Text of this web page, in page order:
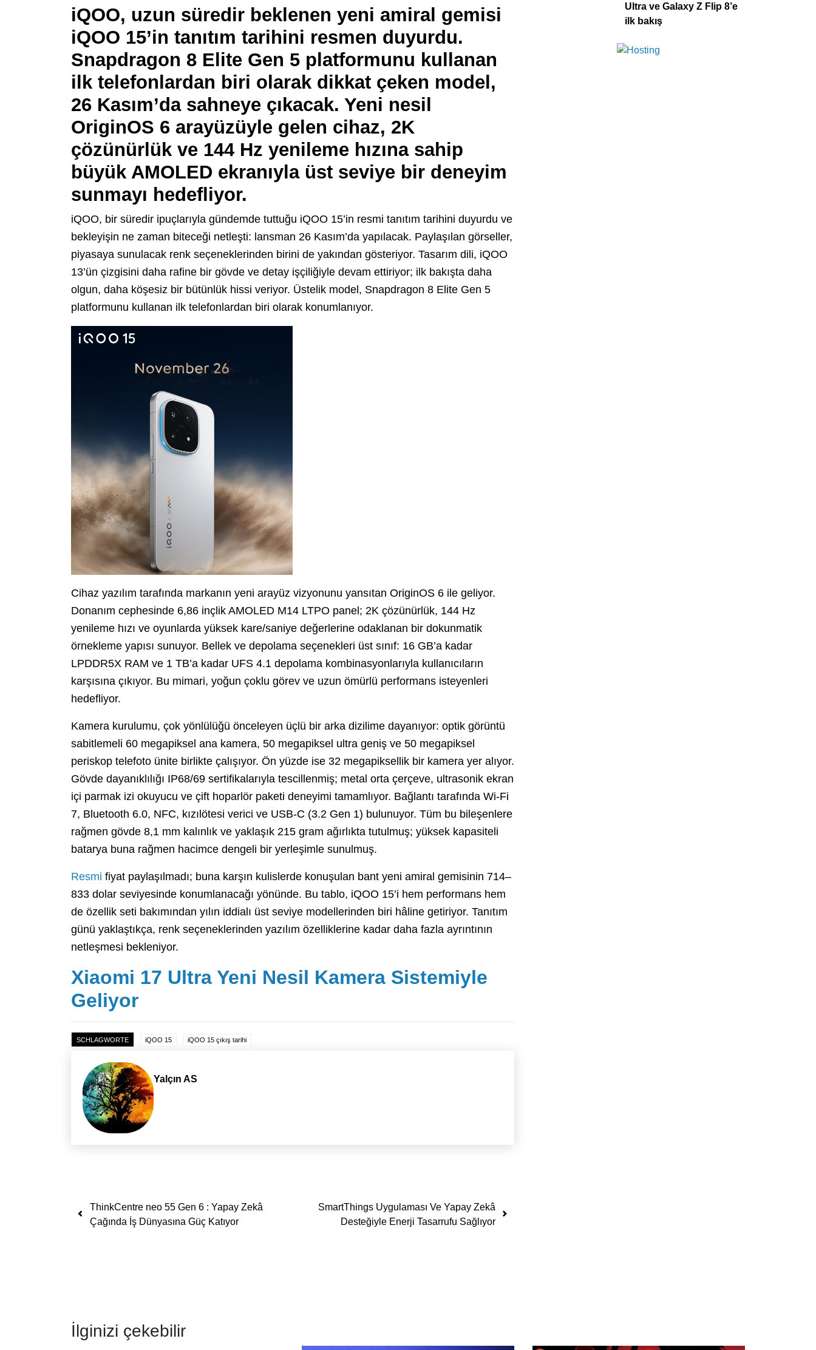
iQOO, uzun süredir beklenen yeni amiral gemisi
iQOO 15’in tanıtım tarihini resmen duyurdu.
Snapdragon 8 Elite Gen 5 platformunu kullanan
ilk telefonlardan biri olarak dikkat çeken model,
26 Kasım’da sahneye çıkacak. Yeni nesil
OriginOS 6 arayüzüyle gelen cihaz, 2K
çözünürlük ve 144 Hz yenileme hızına sahip
büyük AMOLED ekranıyla üst seviye bir deneyim
sunmayı hedefliyor.
iQOO, bir süredir ipuçlarıyla gündemde tuttuğu iQOO 15’in resmi tanıtım tarihini duyurdu ve
bekleyişin ne zaman biteceği netleşti: lansman 26 Kasım’da yapılacak. Paylaşılan görseller,
piyasaya sunulacak renk seçeneklerinden birini de yakından gösteriyor. Tasarım dili, iQOO
13’ün çizgisini daha rafine bir gövde ve detay işçiliğiyle devam ettiriyor; ilk bakışta daha
olgun, daha köşesiz bir bütünlük hissi veriyor. Üstelik model, Snapdragon 8 Elite Gen 5
platformunu kullanan ilk telefonlardan biri olarak konumlanıyor.
Cihaz yazılım tarafında markanın yeni arayüz vizyonunu yansıtan OriginOS 6 ile geliyor.
Donanım cephesinde 6,86 inçlik AMOLED M14 LTPO panel; 2K çözünürlük, 144 Hz
yenileme hızı ve oyunlarda yüksek kare/saniye değerlerine odaklanan bir dokunmatik
örnekleme yapısı sunuyor. Bellek ve depolama seçenekleri üst sınıf: 16 GB’a kadar
LPDDR5X RAM ve 1 TB’a kadar UFS 4.1 depolama kombinasyonlarıyla kullanıcıların
karşısına çıkıyor. Bu mimari, yoğun çoklu görev ve uzun ömürlü performans isteyenleri
hedefliyor.
Kamera kurulumu, çok yönlülüğü önceleyen üçlü bir arka dizilime dayanıyor: optik görüntü
sabitlemeli 60 megapiksel ana kamera, 50 megapiksel ultra geniş ve 50 megapiksel
periskop telefoto ünite birlikte çalışıyor. Ön yüzde ise 32 megapiksellik bir kamera yer alıyor.
Gövde dayanıklılığı IP68/69 sertifikalarıyla tescillenmiş; metal orta çerçeve, ultrasonik ekran
içi parmak izi okuyucu ve çift hoparlör paketi deneyimi tamamlıyor. Bağlantı tarafında Wi-Fi
7, Bluetooth 6.0, NFC, kızılötesi verici ve USB-C (3.2 Gen 1) bulunuyor. Tüm bu bileşenlere
rağmen gövde 8,1 mm kalınlık ve yaklaşık 215 gram ağırlıkta tutulmuş; yüksek kapasiteli
batarya buna rağmen hacimce dengeli bir yerleşimle sunulmuş.
Resmi fiyat paylaşılmadı; buna karşın kulislerde konuşulan bant yeni amiral gemisinin 714–
833 dolar seviyesinde konumlanacağı yönünde. Bu tablo, iQOO 15’i hem performans hem
de özellik seti bakımından yılın iddialı üst seviye modellerinden biri hâline getiriyor. Tanıtım
günü yaklaştıkça, renk seçeneklerinden yazılım özelliklerine kadar daha fazla ayrıntının
netleşmesi bekleniyor.
Xiaomi 17 Ultra Yeni Nesil Kamera Sistemiyle
Geliyor
SCHLAGWORTE iQOO 15 iQOO 15 çıkış tarihi
Yalçın AS
Yazı dolaşımı
ThinkCentre neo 55 Gen 6 : Yapay Zekâ
Çağında İş Dünyasına Güç Katıyor
SmartThings Uygulaması Ve Yapay Zekâ
Desteğiyle Enerji Tasarrufu Sağlıyor
Ultra ve Galaxy Z Flip 8’e
ilk bakış
İlginizi çekebilir